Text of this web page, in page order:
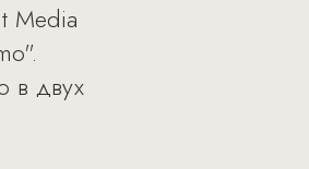
Media
в двух